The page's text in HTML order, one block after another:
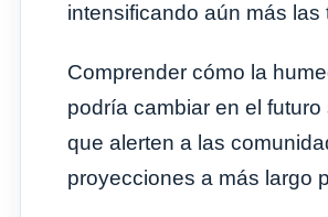
intensificando aún más
Comprender cómo la
podría cambiar en el
que alerten a las
proyecciones a más largo